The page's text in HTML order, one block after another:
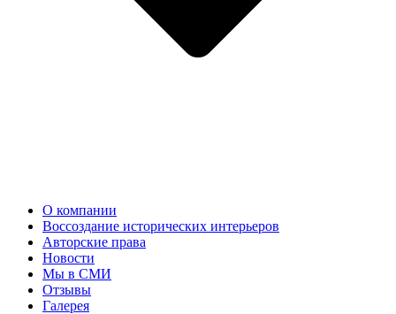
О компании
Воссоздание исторических интерьеров
Авторские права
Новости
Мы в СМИ
Отзывы
Галерея